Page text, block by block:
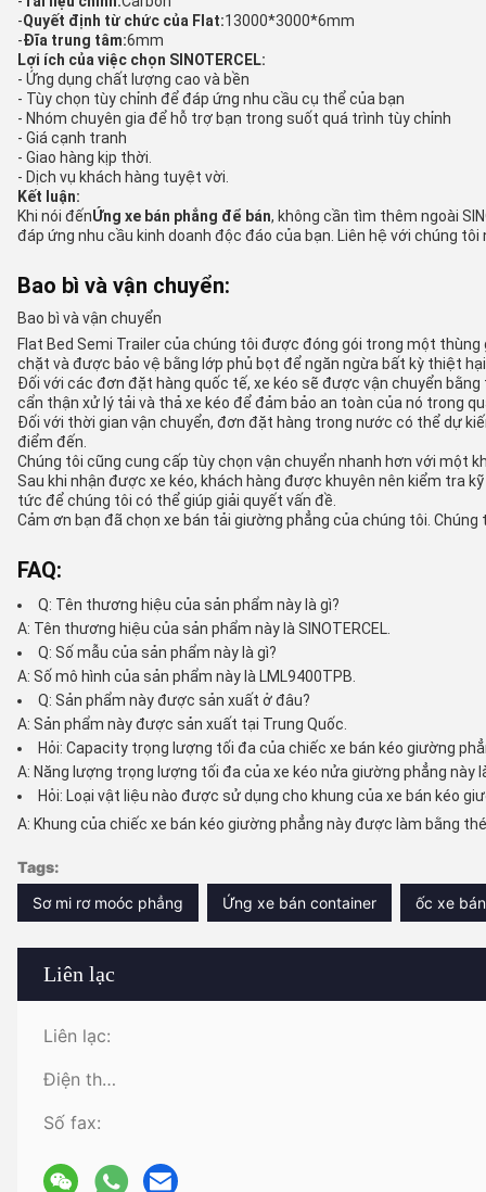
Liên lạc
Liên lạc:
Điện thoại:
Số fax:
-Quyết định từ chức của Flat:13000*3000*6mm
-Đĩa trung tâm:6mm
Lợi ích của việc chọn SINOTERCEL:
- Ứng dụng chất lượng cao và bền
- Tùy chọn tùy chỉnh để đáp ứng nhu cầu cụ thể của bạn
- Nhóm chuyên gia để hỗ trợ bạn trong suốt quá trình tùy chỉnh
- Giá cạnh tranh
- Giao hàng kịp thời.
- Dịch vụ khách hàng tuyệt vời.
Kết luận:
Khi nói đếnỨng xe bán phẳng để bán, không cần tìm thêm ngoài
đáp ứng nhu cầu kinh doanh độc đáo của bạn. Liên hệ với chúng
Bao bì và vận chuyển:
Bao bì và vận chuyển
Flat Bed Semi Trailer của chúng tôi được đóng gói trong một
chặt và được bảo vệ bằng lớp phủ bọt để ngăn ngừa bất kỳ thiệt
Đối với các đơn đặt hàng quốc tế, xe kéo sẽ được vận chuyển
cẩn thận xử lý tải và thả xe kéo để đảm bảo an toàn của nó trong
Đối với thời gian vận chuyển, đơn đặt hàng trong nước có thể dự
điểm đến.
Chúng tôi cũng cung cấp tùy chọn vận chuyển nhanh hơn với một
Sau khi nhận được xe kéo, khách hàng được khuyên nên kiểm tra
tức để chúng tôi có thể giúp giải quyết vấn đề.
Cảm ơn bạn đã chọn xe bán tải giường phẳng của chúng tôi.
FAQ:
Q: Tên thương hiệu của sản phẩm này là gì?
A: Tên thương hiệu của sản phẩm này là SINOTERCEL.
Q: Số mẫu của sản phẩm này là gì?
A: Số mô hình của sản phẩm này là LML9400TPB.
Q: Sản phẩm này được sản xuất ở đâu?
A: Sản phẩm này được sản xuất tại Trung Quốc.
Hỏi: Capacity trọng lượng tối đa của chiếc xe bán kéo giường
A: Năng lượng trọng lượng tối đa của xe kéo nửa giường phẳng này
Hỏi: Loại vật liệu nào được sử dụng cho khung của xe bán kéo
A: Khung của chiếc xe bán kéo giường phẳng này được làm bằng
Tags:
Sơ mi rơ moóc phẳng
Ứng xe bán container ốc xe